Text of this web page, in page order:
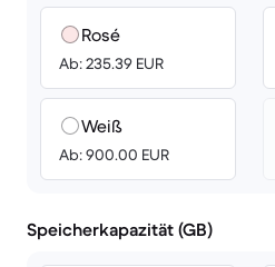
Rosé
Ab: 235.39 EUR
Weiß
Ab: 900.00 EUR
Speicherkapazität (GB)